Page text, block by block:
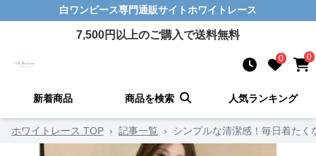
白ワンピース専門通販サイトホワイトレース
7,500円以上のご購入で送料無料
0 0
新着商品 商品を検索 人気ランキング
ホワイトレース TOP › 記事一覧 › シンプルな清潔感！毎日着た